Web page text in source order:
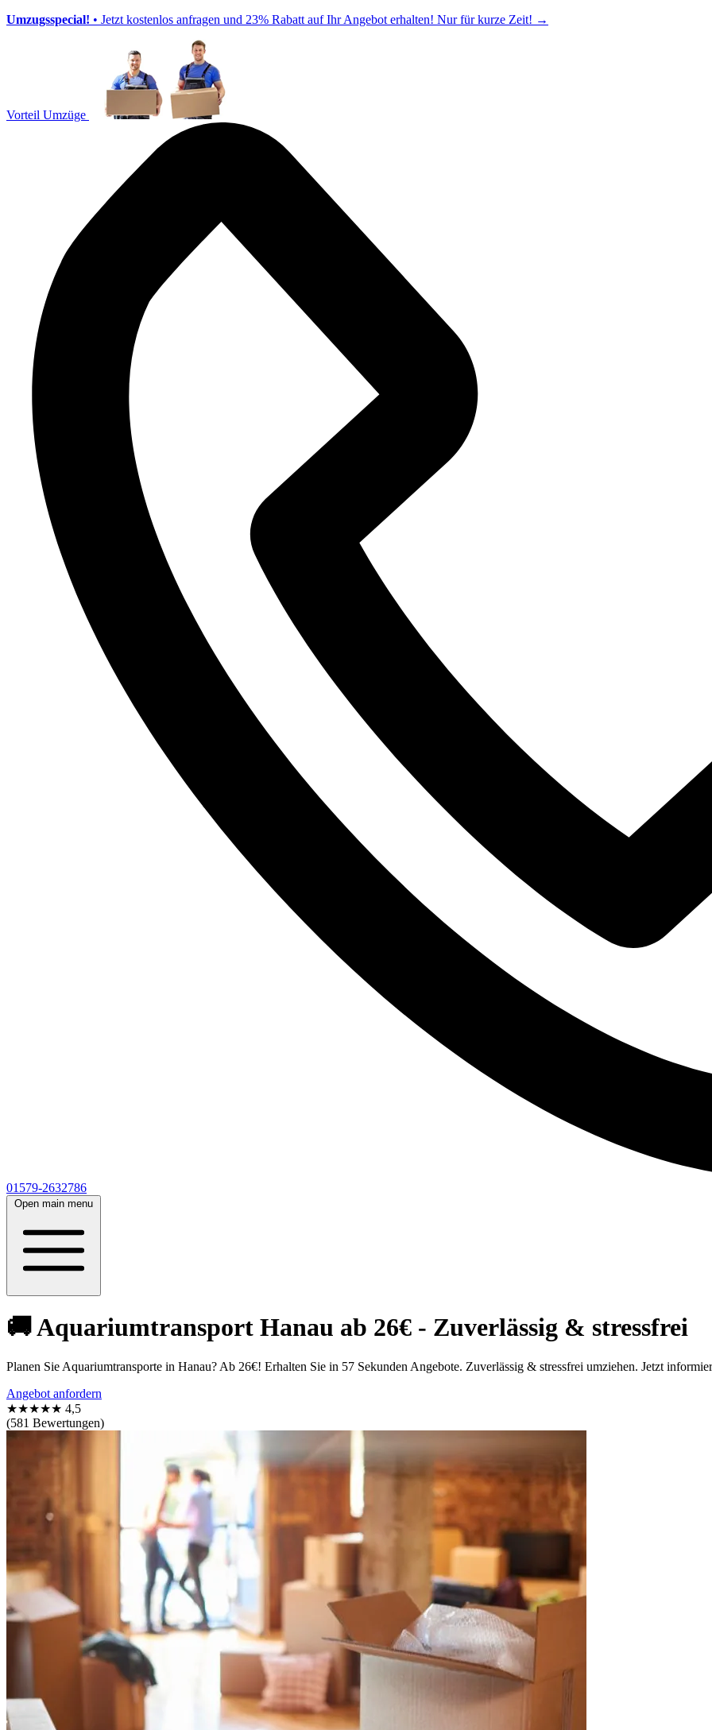
Umzugsspecial! • Jetzt kostenlos anfragen und 23% Rabatt auf Ihr Angebot erhalten! Nur für kurze Zeit! →
Vorteil Umzüge
01579-2632786
Open main menu
🚚 Aquariumtransport Hanau ab 26€ - Zuverlässig & stressfrei
Planen Sie Aquariumtransporte in Hanau? Ab 26€! Erhalten Sie in 57 Sekunden Angebote. Zuverlässig & stressfrei umziehen. Jetzt
Angebot anfordern
★★★★★ 4,5
(581 Bewertungen)